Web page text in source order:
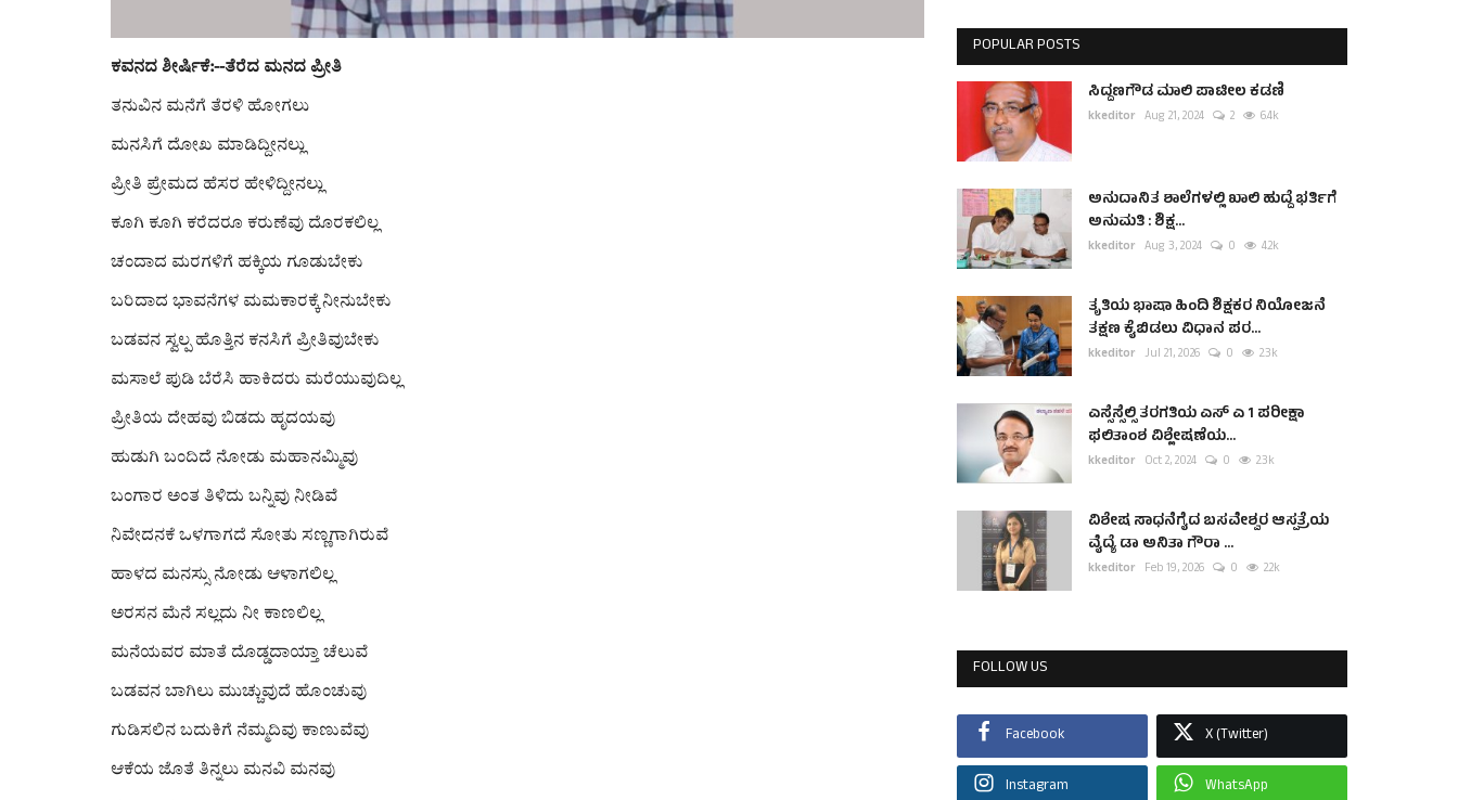
ಕವನದ ಶೀರ್ಷಿಕೆ:--ತೆರೆದ ಮನದ ಪ್ರೀತಿ
ತನುವಿನ ಮನೆಗೆ ತೆರಳಿ ಹೋಗಲು
ಮನಸಿಗೆ ದೋಖ ಮಾಡಿದ್ದೀನಲ್ಲು
ಪ್ರೀತಿ ಪ್ರೇಮದ ಹೆಸರ ಹೇಳಿದ್ದೀನಲ್ಲು
ಕೂಗಿ ಕೂಗಿ ಕರೆದರೂ ಕರುಣೆವು ದೊರಕಲಿಲ್ಲ
ಚಂದಾದ ಮರಗಳಿಗೆ ಹಕ್ಕಿಯ ಗೂಡುಬೇಕು
ಬರಿದಾದ ಭಾವನೆಗಳ ಮಮಕಾರಕ್ಕೆ ನೀನುಬೇಕು
ಬಡವನ ಸ್ವಲ್ಪ ಹೊತ್ತಿನ ಕನಸಿಗೆ ಪ್ರೀತಿವುಬೇಕು
ಮಸಾಲೆ ಪುಡಿ ಬೆರೆಸಿ ಹಾಕಿದರು ಮರೆಯುವುದಿಲ್ಲ
ಪ್ರೀತಿಯ ದೇಹವು ಬಿಡದು ಹೃದಯವು
ಹುಡುಗಿ ಬಂದಿದೆ ನೋಡು ಮಹಾನಮ್ಮಿವು
ಬಂಗಾರ ಅಂತ ತಿಳಿದು ಬನ್ನಿವು ನೀಡಿವೆ
ನಿವೇದನಕೆ ಒಳಗಾಗದೆ ಸೋತು ಸಣ್ಣಗಾಗಿರುವೆ
ಹಾಳದ ಮನಸ್ಸು ನೋಡು ಆಳಾಗಲಿಲ್ಲ
ಅರಸನ ಮೆನೆ ಸಲ್ಲದು ನೀ ಕಾಣಲಿಲ್ಲ
ಮನೆಯವರ ಮಾತೆ ದೊಡ್ಡದಾಯ್ತಾ ಚೆಲುವೆ
ಬಡವನ ಬಾಗಿಲು ಮುಚ್ಚುವುದೆ ಹೊಂಚುವು
ಗುಡಿಸಲಿನ ಬದುಕಿಗೆ ನೆಮ್ಮದಿವು ಕಾಣುವೆವು
ಆಕೆಯ ಜೊತೆ ತಿನ್ನಲು ಮನವಿ ಮನವು
POPULAR POSTS
ಸಿದ್ದಣಗೌಡ ಮಾಲಿ ಪಾಟೀಲ ಕಡಣಿ
kkeditor Aug 21, 2024 2 6.4k
ಅನುದಾನಿತ ಶಾಲೆಗಳಲ್ಲಿ ಖಾಲಿ ಹುದ್ದೆ ಭರ್ತಿಗೆ
ಅನುಮತಿ : ಶಿಕ್ಷ...
kkeditor Aug 3, 2024 0 4.2k
ತೃತಿಯ ಭಾಷಾ ಹಿಂದಿ ಶಿಕ್ಷಕರ ನಿಯೋಜನೆ
ತಕ್ಷಣ ಕೈಬಿಡಲು ವಿಧಾನ ಪರ...
kkeditor Jul 21, 2026 0 2.3k
ಎಸ್ಸೆಸ್ಸೆಲ್ಸಿ ತರಗತಿಯ ಎಸ್ ಎ 1 ಪರೀಕ್ಷಾ
ಫಲಿತಾಂಶ ವಿಶ್ಲೇಷಣೆಯ...
kkeditor Oct 2, 2024 0 2.3k
ವಿಶೇಷ ಸಾಧನೆಗೈದ ಬಸವೇಶ್ವರ ಆಸ್ಪತ್ರೆಯ
ವೈದ್ಯೆ ಡಾ ಅನಿತಾ ಗೌರಾ ...
kkeditor Feb 19, 2026 0 2.2k
FOLLOW US
Facebook X (Twitter)
Instagram WhatsApp